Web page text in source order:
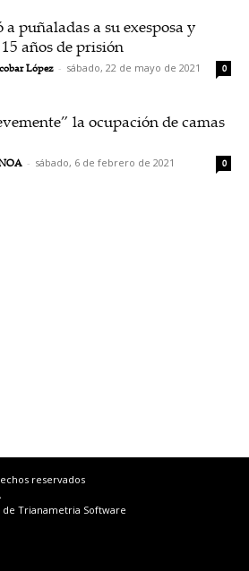
a puñaladas a su exesposa y
años de prisión
López - sábado, 22 de mayo de 2021 0
la ocupación de camas
- sábado, 6 de febrero de 2021 0
reservados
Trianametria Software